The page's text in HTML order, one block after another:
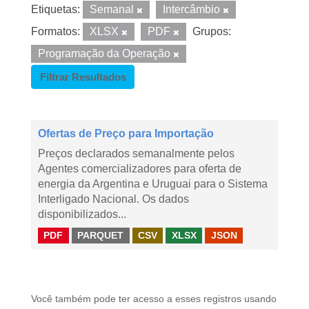
Etiquetas: Semanal
Intercâmbio
Formatos:
XLSX PDF
Grupos:
Programação da Operação
Filtrar Resultados
Ofertas de Preço para Importação
Preços declarados semanalmente pelos
Agentes comercializadores para oferta de
energia da Argentina e Uruguai para o Sistema
Interligado Nacional. Os dados
disponibilizados...
PDF PARQUET CSV XLSX JSON
Você também pode ter acesso a esses registros usando